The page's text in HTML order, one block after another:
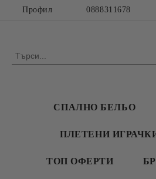
Профил 0888311678
СПАЛНО БЕЛЬО
ПЛЕТЕНИ
ТОП ОФЕРТИ